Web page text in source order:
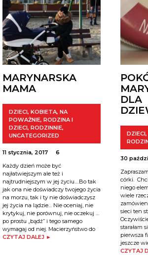
MARYNARSKA
MAMA
DZIECI, KOBIETA, NA
POWAŻNIE, RODZINA I
DZIECI, RODZINNIE,
UNCATEGORIZED
11 stycznia, 2017
6
Każdy dzień może być
najłatwiejszym ale też i
najtrudniejszym w jej życiu….Bo tak
jak ona nie doświadczy twojego życia
na morzu, tak i ty nie doświadczysz
jej życia na lądzie… Nie oceniaj, nie
krytykuj, nie porównuj, nie oczekuj …
po prostu „bądź” i tego samego
wymagaj od niej. Macierzyństwo do
CZYTAJ DALEJ ►
DLA
DZIECI,
30
córki.
niego
wiele
sieci ten
starałam
pierwsza
jeszcze
CZYTAJ